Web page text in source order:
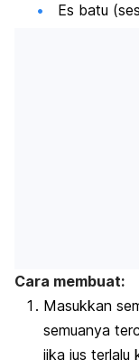
Es batu
Cara membuat:
Masukkan
semuanya
jika jus terlalu